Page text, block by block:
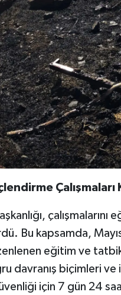
Bu kapsamda,
eğitim ve
davranış biçimleri
için 7 gün 24